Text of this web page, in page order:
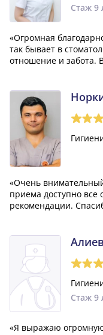
Стаж 9
«Огромная
так бывает в
отношение и забота.
«Очень
приема доступно
рекомендации.
Стаж 9
«Я выражаю огромную